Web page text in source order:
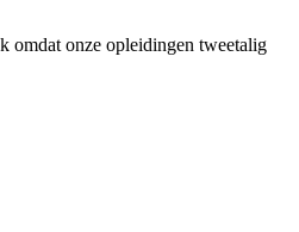
omdat onze opleidingen tweetalig